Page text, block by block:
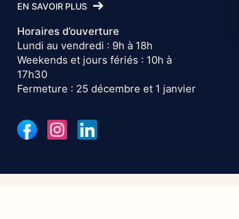
EN SAVOIR PLUS
Horaires d’ouverture
Lundi au vendredi : 9h à 18h
Weekends et jours fériés : 10h à
17h30
Fermeture : 25 décembre et 1 janvier